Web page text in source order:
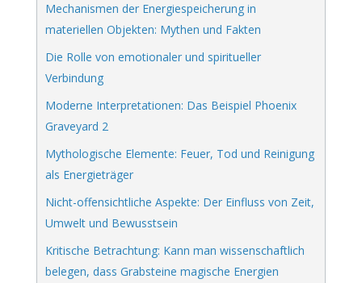
Mechanismen der Energiespeicherung in
materiellen Objekten: Mythen und Fakten
Die Rolle von emotionaler und spiritueller
Verbindung
Moderne Interpretationen: Das Beispiel Phoenix
Graveyard 2
Mythologische Elemente: Feuer, Tod und Reinigung
als Energieträger
Nicht-offensichtliche Aspekte: Der Einfluss von Zeit,
Umwelt und Bewusstsein
Kritische Betrachtung: Kann man wissenschaftlich
belegen, dass Grabsteine magische Energien